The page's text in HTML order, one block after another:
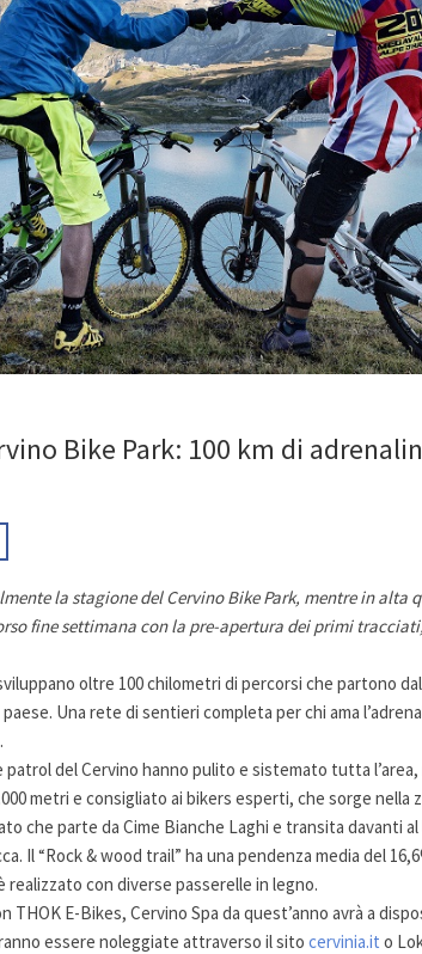
Bike Park: 100 km di
la stagione del Cervino Bike Park, mentre in alta
fine settimana con la pre-apertura dei primi
oltre 100 chilometri di percorsi che partono
Una rete di sentieri completa per chi ama
patrol del Cervino hanno pulito e sistemato tutta
metri e consigliato ai bikers esperti, che sorge nella
che parte da Cime Bianche Laghi e transita davanti
Il “Rock & wood trail” ha una pendenza media del
realizzato con diverse passerelle in legno.
THOK E-Bikes, Cervino Spa da quest’anno avrà a
essere noleggiate attraverso il sito cervinia.it o